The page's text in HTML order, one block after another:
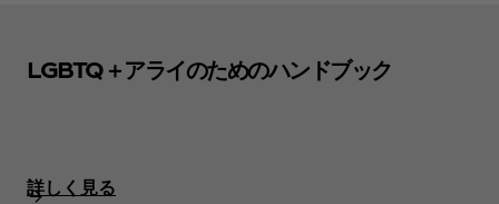
LGBTQ＋アライのためのハンドブック
詳しく見る